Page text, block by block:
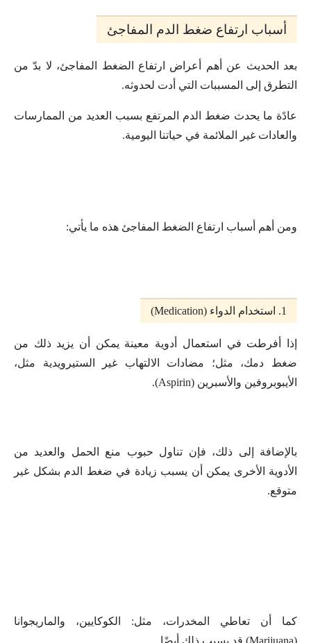
أسباب ارتفاع ضغط الدم المفاجئ
بعد الحديث عن أهم أعراض ارتفاع الضغط المفاجئ، لا بدّ من
التطرق إلى المسببات التي أدت لحدوثه.
عادًة ما يحدث ضغط الدم المرتفع بسبب العديد من الممارسات
والعادات غير الملائمة في حياتنا اليومية.
ومن أهم أسباب ارتفاع الضغط المفاجئ هذه ما يأتي:
1. استخدام الدواء (Medication)
إذا أفرطت في استعمال أدوية معينة يمكن أن يزيد ذلك من
ضغط دمك، مثل؛ مضادات الالتهاب غير الستيرويدية مثل،
الأيبوبروفين والأسبرين (Aspirin).
بالإضافة إلى ذلك، فإن تناول حبوب منع الحمل والعديد من
الأدوية الأخرى يمكن أن يسبب زيادة في ضغط الدم بشكل غير
متوقع.
كما أن تعاطي المخدرات، مثل: الكوكايين، والماريجوانا
(Marijuana) قد يسبب ذلك أيضًا.